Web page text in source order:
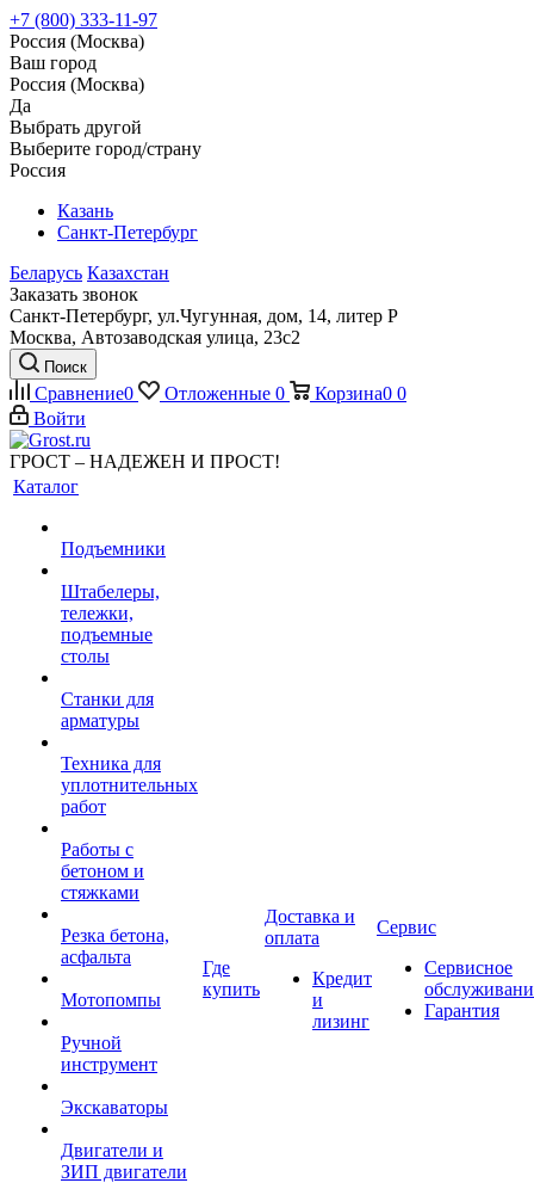
+7 (800) 333-11-97
Россия (Москва)
Ваш город
Россия (Москва)
Да
Выбрать другой
Выберите город/страну
Россия
Казань
Санкт-Петербург
Беларусь Казахстан
Заказать звонок
Санкт-Петербург, ул.Чугунная, дом, 14, литер Р
Москва, Автозаводская улица, 23с2
Поиск
Сравнение0 Отложенные 0 Корзина0 0
Войти
ГРОСТ – НАДЕЖЕН И ПРОСТ!
Каталог
Подъемники
Штабелеры,
тележки,
подъемные
столы
Станки для
арматуры
Техника для
уплотнительных
работ
Работы с
бетоном и
стяжками
Резка бетона,
асфальта
Мотопомпы
Ручной
инструмент
Экскаваторы
Двигатели и
ЗИП двигатели
Где
купить
Доставка и
оплата
Кредит
и
лизинг
Сервис
Сервисное
Гарантия